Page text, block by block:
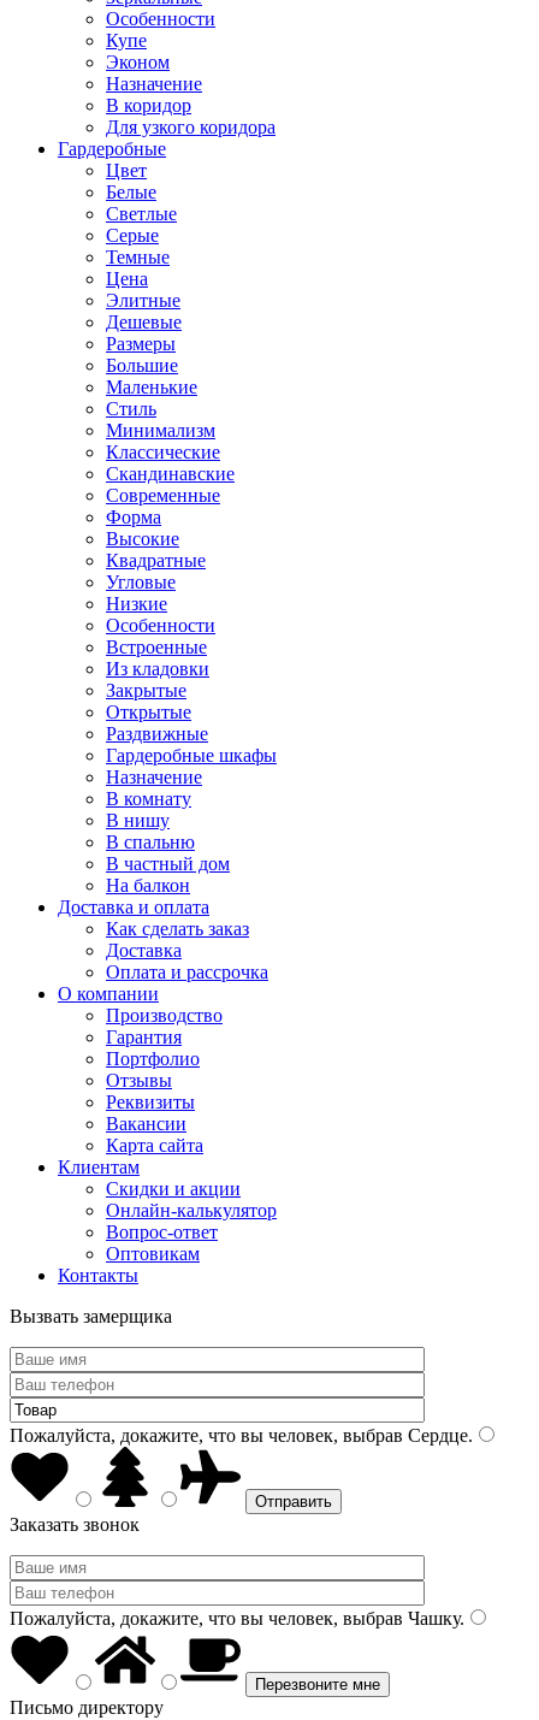
Особенности
Купе
Эконом
Назначение
В коридор
Для узкого коридора
Гардеробные
Цвет
Белые
Светлые
Серые
Темные
Цена
Элитные
Дешевые
Размеры
Большие
Маленькие
Стиль
Минимализм
Классические
Скандинавские
Современные
Форма
Высокие
Квадратные
Угловые
Низкие
Особенности
Встроенные
Из кладовки
Закрытые
Открытые
Раздвижные
Гардеробные шкафы
Назначение
В комнату
В нишу
В спальню
В частный дом
На балкон
Доставка и оплата
Как сделать заказ
Доставка
Оплата и рассрочка
О компании
Производство
Гарантия
Портфолио
Отзывы
Реквизиты
Вакансии
Карта сайта
Клиентам
Скидки и акции
Онлайн-калькулятор
Вопрос-ответ
Оптовикам
Контакты
Вызвать замерщика
Пожалуйста, докажите, что вы человек, выбрав Сердце.
Заказать звонок
Пожалуйста, докажите, что вы человек, выбрав Чашку.
Письмо директору